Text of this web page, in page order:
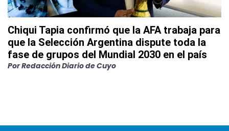
Chiqui Tapia confirmó que la AFA trabaja para
que la Selección Argentina dispute toda la
fase de grupos del Mundial 2030 en el país
PorRedacción Diario de Cuyo